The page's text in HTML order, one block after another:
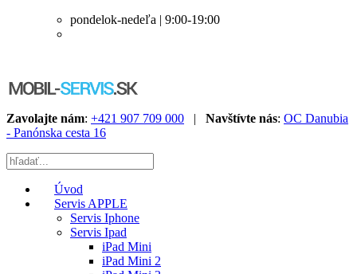
pondelok-nedeľa | 9:00-19:00
Zavolajte nám: +421 907 709 000 | Navštívte nás: OC Danubia
- Panónska cesta 16
Úvod
Servis APPLE
Servis Iphone
Servis Ipad
iPad Mini
iPad Mini 2